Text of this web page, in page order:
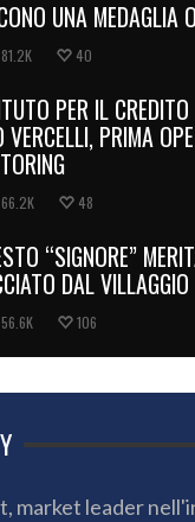
UNA MEDAGLIA
81.2K 40
PER IL
VERCELLI, PRIMA
66.2K 48
“SIGNORE”
DAL
56.6K 106
market leader